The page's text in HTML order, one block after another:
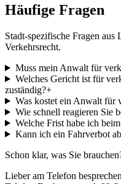
Häufige Fragen
Stadt-spezifische Fragen aus
Verkehrsrecht.
Muss mein Anwalt für
Welches Gericht ist für
zuständig?+
Was kostet ein Anwalt für
Wie schnell reagieren Sie
Welche Frist habe ich
Kann ich ein Fahrverbot
Schon klar, was Sie
Lieber am Telefon